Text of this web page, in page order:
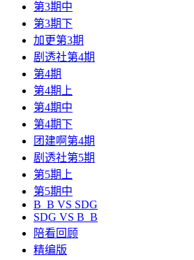
第3期中
第3期下
加更第3期
剧透社第4期
第4期
第4期上
第4期中
第4期下
团建啊第4期
剧透社第5期
第5期上
第5期中
B_B VS SDG
SDG VS B_B
陪看回顾
精编版